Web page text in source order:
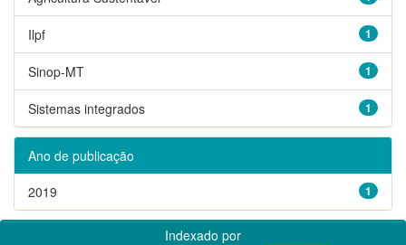
1
Ilpf
1
Sinop-MT
1
Sistemas integrados
Ano de publicação
1
2019
Indexado por